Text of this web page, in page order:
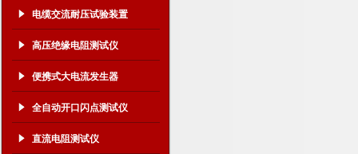
电缆交流耐压试验装置
高压绝缘电阻测试仪
便携式大电流发生器
全自动开口闪点测试仪
直流电阻测试仪